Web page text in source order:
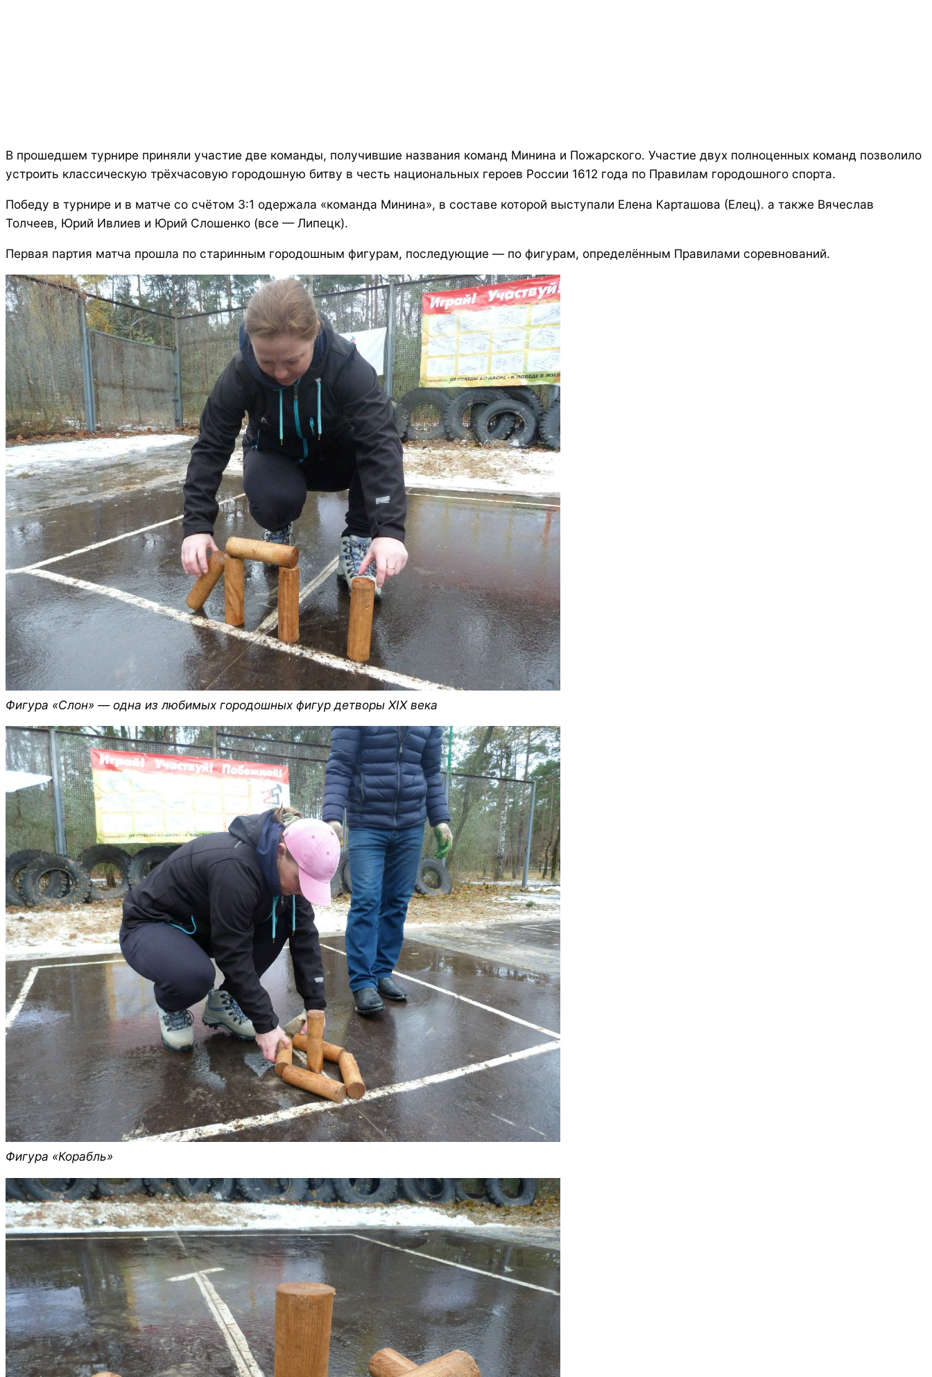
В прошедшем турнире приняли участие две команды, получившие названия команд Минина и Пожарского. Участие двух полноценных команд позволило
устроить классическую трёхчасовую городошную битву в честь национальных героев России 1612 года по Правилам городошного спорта.
Победу в турнире и в матче со счётом 3:1 одержала «команда Минина», в составе которой выступали Елена Карташова (Елец). а также Вячеслав
Толчеев, Юрий Ивлиев и Юрий Слошенко (все — Липецк).
Первая партия матча прошла по старинным городошным фигурам, последующие — по фигурам, определённым Правилами соревнований.
Фигура «Слон» — одна из любимых городошных фигур детворы XIX века
Фигура «Корабль»